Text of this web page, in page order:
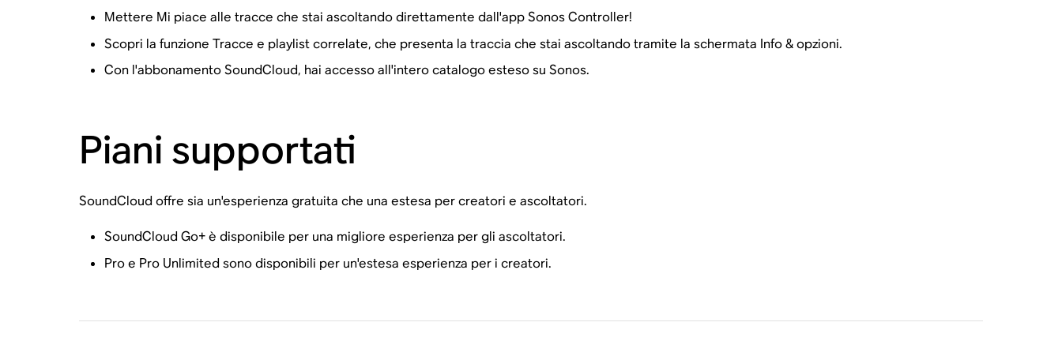
Mettere Mi piace alle tracce che stai ascoltando direttamente dall'app Sonos Controller!
Scopri la funzione Tracce e playlist correlate, che presenta la traccia che stai ascoltando tramite la schermata Info & opzioni.
Con l'abbonamento SoundCloud, hai accesso all'intero catalogo esteso su Sonos.
Piani supportati
SoundCloud offre sia un'esperienza gratuita che una estesa per creatori e ascoltatori.
SoundCloud Go+ è disponibile per una migliore esperienza per gli ascoltatori.
Pro e Pro Unlimited sono disponibili per un'estesa esperienza per i creatori.